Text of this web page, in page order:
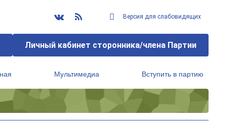
Версия для слабовидящих
Личный кабинет сторонника/члена Партии
Мультимедиа Вступить в партию